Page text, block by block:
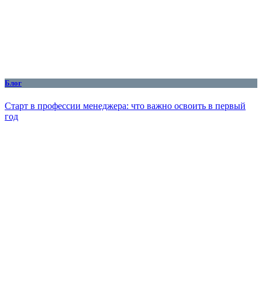
Блог
Старт в профессии менеджера: что важно освоить в первый
год